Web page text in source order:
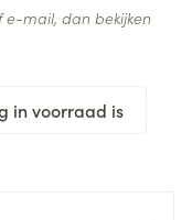
in voorraad is
e-mail, dan bekijken